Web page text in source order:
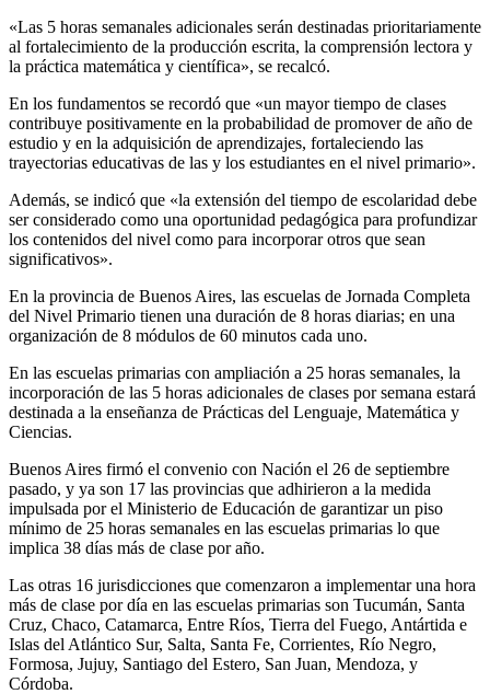
«Las 5 horas semanales adicionales serán destinadas prioritariamente
al fortalecimiento de la producción escrita, la comprensión lectora y
la práctica matemática y científica», se recalcó.
En los fundamentos se recordó que «un mayor tiempo de clases
contribuye positivamente en la probabilidad de promover de año de
estudio y en la adquisición de aprendizajes, fortaleciendo las
trayectorias educativas de las y los estudiantes en el nivel primario».
Además, se indicó que «la extensión del tiempo de escolaridad debe
ser considerado como una oportunidad pedagógica para profundizar
los contenidos del nivel como para incorporar otros que sean
significativos».
En la provincia de Buenos Aires, las escuelas de Jornada Completa
del Nivel Primario tienen una duración de 8 horas diarias; en una
organización de 8 módulos de 60 minutos cada uno.
En las escuelas primarias con ampliación a 25 horas semanales, la
incorporación de las 5 horas adicionales de clases por semana estará
destinada a la enseñanza de Prácticas del Lenguaje, Matemática y
Ciencias.
Buenos Aires firmó el convenio con Nación el 26 de septiembre
pasado, y ya son 17 las provincias que adhirieron a la medida
impulsada por el Ministerio de Educación de garantizar un piso
mínimo de 25 horas semanales en las escuelas primarias lo que
implica 38 días más de clase por año.
Las otras 16 jurisdicciones que comenzaron a implementar una hora
más de clase por día en las escuelas primarias son Tucumán, Santa
Cruz, Chaco, Catamarca, Entre Ríos, Tierra del Fuego, Antártida e
Islas del Atlántico Sur, Salta, Santa Fe, Corrientes, Río Negro,
Formosa, Jujuy, Santiago del Estero, San Juan, Mendoza, y
Córdoba.